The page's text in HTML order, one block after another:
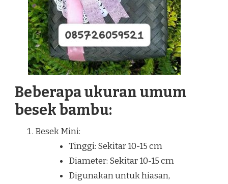
Beberapa ukuran umum
besek bambu:
Besek Mini:
Tinggi: Sekitar 10-15 cm
Diameter: Sekitar 10-15 cm
Digunakan untuk hiasan,